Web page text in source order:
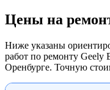
Цены на
Ниже указаны
работ по ремонту Geely
Оренбурге. Точную